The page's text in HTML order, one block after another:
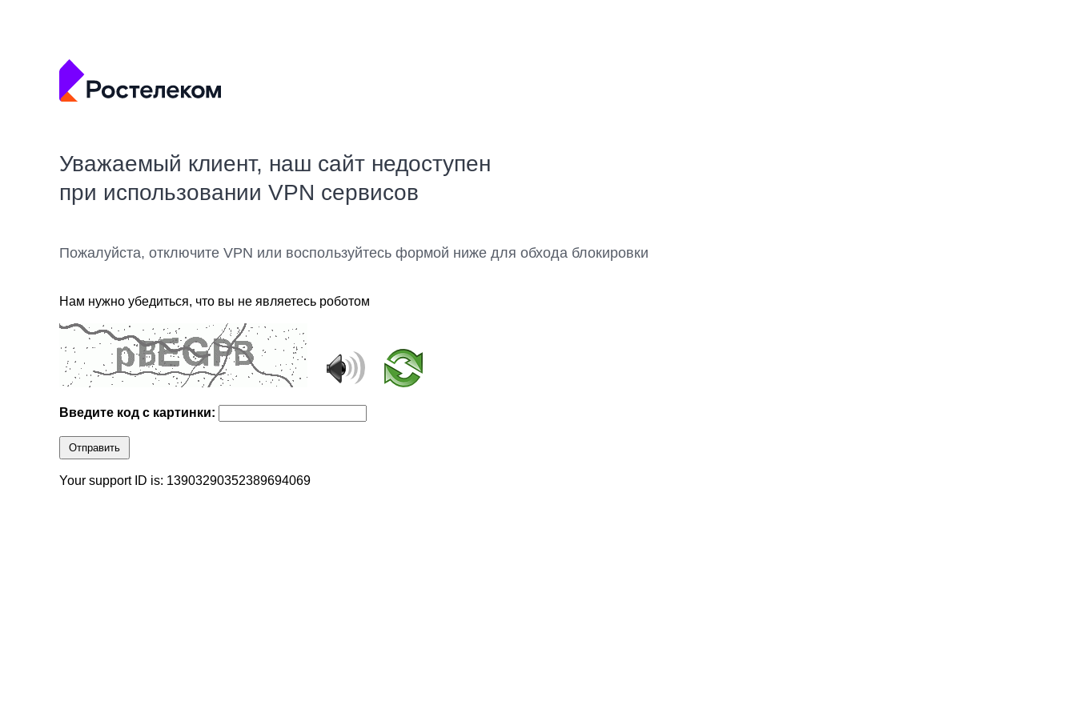
Уважаемый клиент, наш сайт недоступен
при использовании VPN сервисов
Пожалуйста, отключите VPN или воспользуйтесь формой ниже для обхода блокировки
Нам нужно убедиться, что вы не являетесь роботом
Введите код с картинки:
Отправить
Your support ID is: 13903290352389694069